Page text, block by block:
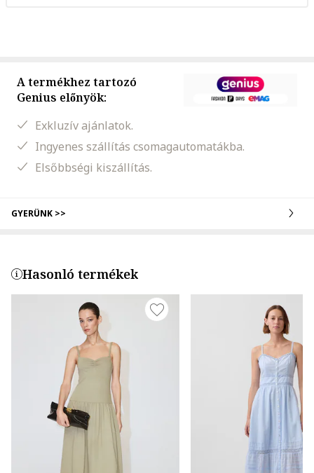
A termékhez tartozó
Genius előnyök:
Exkluzív ajánlatok.
Ingyenes szállítás csomagautomatákba.
Elsőbbségi kiszállítás.
GYERÜNK >>
Hasonló termékek